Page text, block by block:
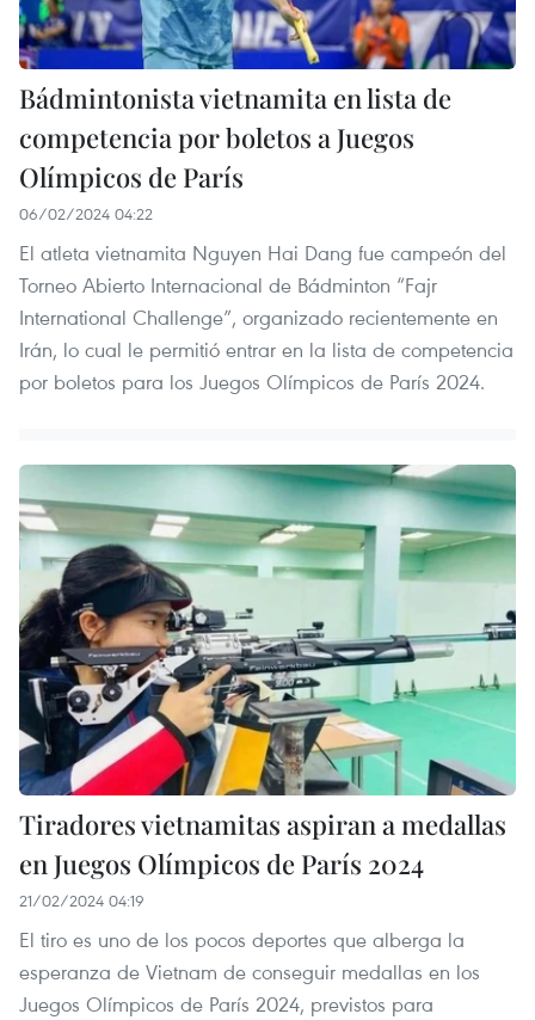
Bádmintonista vietnamita en lista de
competencia por boletos a Juegos
Olímpicos de París
06/02/2024 04:22
El atleta vietnamita Nguyen Hai Dang fue campeón del
Torneo Abierto Internacional de Bádminton “Fajr
International Challenge”, organizado recientemente en
Irán, lo cual le permitió entrar en la lista de competencia
por boletos para los Juegos Olímpicos de París 2024.
Tiradores vietnamitas aspiran a medallas
en Juegos Olímpicos de París 2024
21/02/2024 04:19
El tiro es uno de los pocos deportes que alberga la
esperanza de Vietnam de conseguir medallas en los
Juegos Olímpicos de París 2024, previstos para